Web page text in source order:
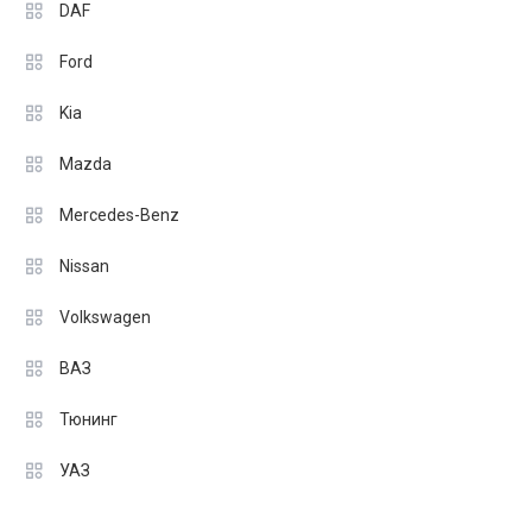
DAF
Ford
Kia
Mazda
Mercedes-Benz
Nissan
Volkswagen
ВАЗ
Тюнинг
УАЗ